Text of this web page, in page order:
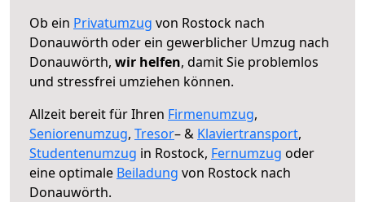
Ob ein Privatumzug von Rostock nach
Donauwörth oder ein gewerblicher Umzug nach
Donauwörth, wir helfen, damit Sie problemlos
und stressfrei umziehen können.
Allzeit bereit für Ihren Firmenumzug,
Seniorenumzug, Tresor– & Klaviertransport,
Studentenumzug in Rostock, Fernumzug oder
eine optimale Beiladung von Rostock nach
Donauwörth.